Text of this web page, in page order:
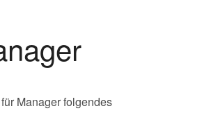
Manager folgendes